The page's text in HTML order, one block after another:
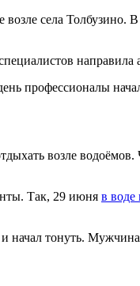
села Толбузино.
профессионалы
возле
Так, 29 июня в воде
тонуть.